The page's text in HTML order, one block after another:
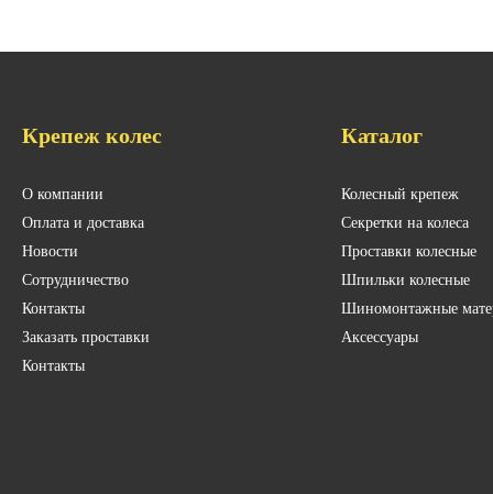
Крепеж колес
О компании
Оплата и доставка
Новости
Сотрудничество
Контакты
Заказать проставки
Контакты
Каталог
Колесный крепеж
Секретки на колеса
Проставки колесные
Шпильки колесные
Шиномонтажные
Аксессуары